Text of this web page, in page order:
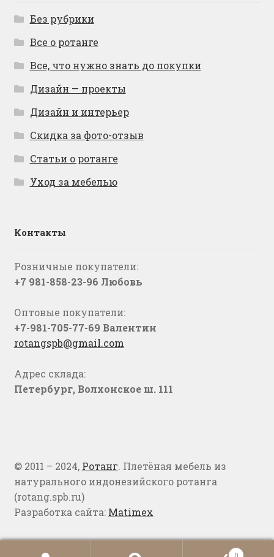
Без рубрики
Все о ротанге
Все, что нужно знать до покупки
Дизайн — проекты
Дизайн и интерьер
Скидка за фото-отзыв
Статьи о ротанге
Уход за мебелью
Контакты
Розничные покупатели:
+7 981-858-23-96 Любовь
Оптовые покупатели:
+7-981-705-77-69 Валентин
rotangspb@gmail.com
Адрес склада:
Петербург, Волхонское ш. 111
© 2011 – 2024, Ротанг. Плетёная мебель из
натурального индонезийского ротанга
(rotang.spb.ru)
Разработка сайта: Matimex
0